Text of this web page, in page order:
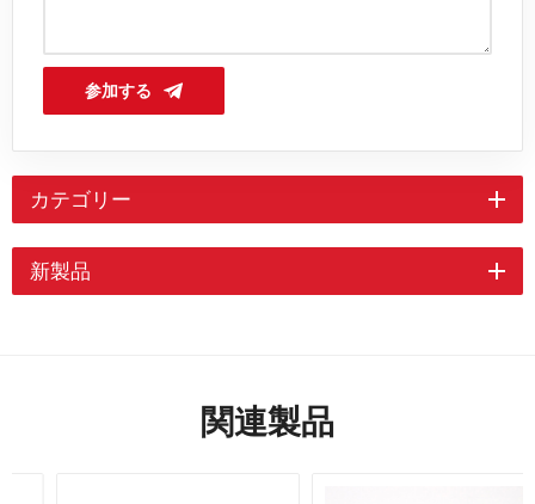
参加する
カテゴリー
新製品
関連製品